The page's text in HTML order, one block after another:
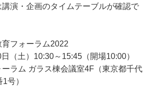
演・企画のタイムテーブルが確認で
フォーラム2022
（土）10:30～15:45（開場10:00）
ラム ガラス棟会議室4F（東京都千代
号）